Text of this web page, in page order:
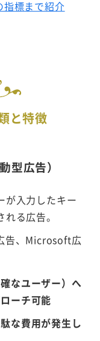
指標まで紹介
と特徴
型広告）
が入力したキー
る広告。
告、Microsoft広
なユーザー）へ
ーチ可能
な費用が発生し